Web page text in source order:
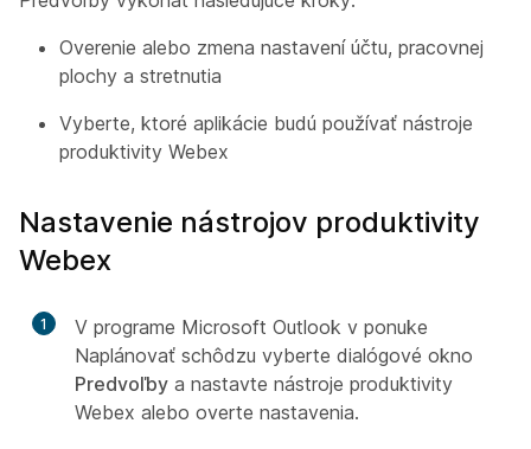
Overenie alebo zmena nastavení účtu, pracovnej
plochy a stretnutia
Vyberte, ktoré aplikácie budú používať nástroje
produktivity Webex
Nastavenie nástrojov produktivity
Webex
1
V programe Microsoft Outlook v ponuke
Naplánovať schôdzu vyberte dialógové okno
Predvoľby a nastavte nástroje produktivity
Webex alebo overte nastavenia.